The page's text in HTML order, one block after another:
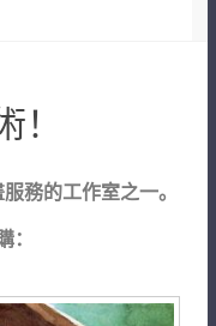
務的工作室之一。
：